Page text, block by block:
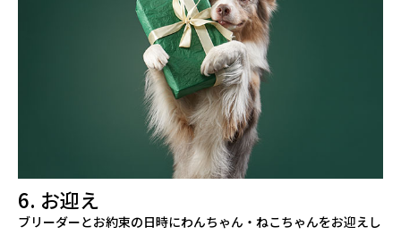
6. お迎え
ブリーダーとお約束の日時にわんちゃん・ねこちゃんをお迎えし